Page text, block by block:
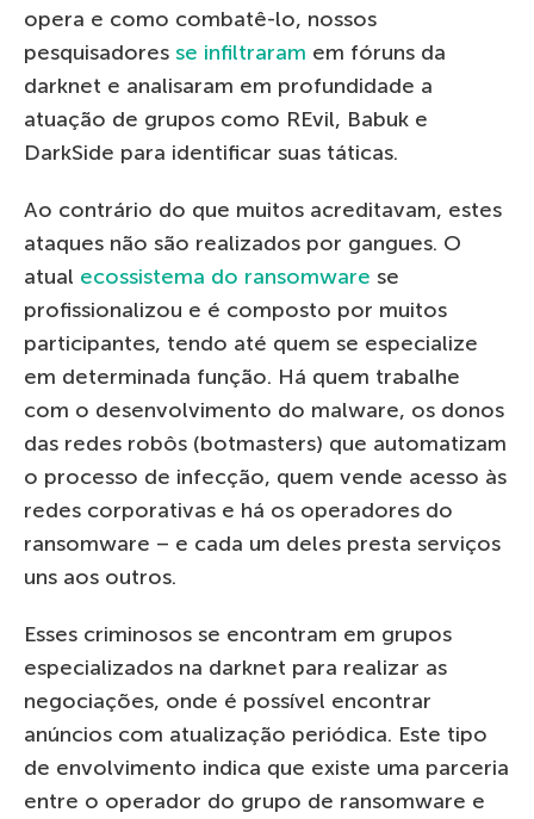
opera e como combatê-lo, nossos
pesquisadores se infiltraram em fóruns da
darknet e analisaram em profundidade a
atuação de grupos como REvil, Babuk e
DarkSide para identificar suas táticas.
Ao contrário do que muitos acreditavam, estes
ataques não são realizados por gangues. O
atual ecossistema do ransomware se
profissionalizou e é composto por muitos
participantes, tendo até quem se especialize
em determinada função. Há quem trabalhe
com o desenvolvimento do malware, os donos
das redes robôs (botmasters) que automatizam
o processo de infecção, quem vende acesso às
redes corporativas e há os operadores do
ransomware – e cada um deles presta serviços
uns aos outros.
Esses criminosos se encontram em grupos
especializados na darknet para realizar as
negociações, onde é possível encontrar
anúncios com atualização periódica. Este tipo
de envolvimento indica que existe uma parceria
entre o operador do grupo de ransomware e